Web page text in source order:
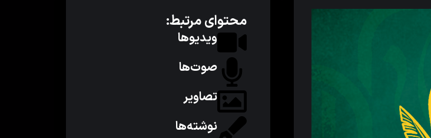
محتوای مرتبط:
ویدیوها
صوت‌ها
تصاویر
نوشته‌ها